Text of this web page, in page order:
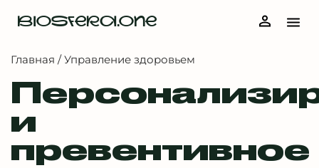
BIOSFERA.ONE
Главная /Управление здоровьем
и
превентивное